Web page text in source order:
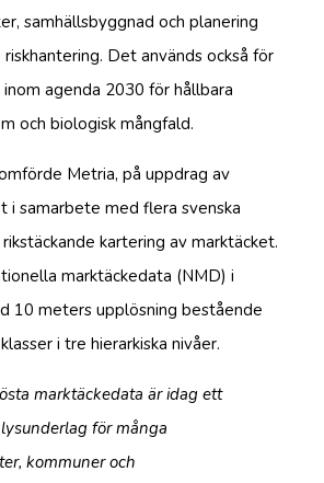
samhällsbyggnad och planering
Det används också för
agenda 2030 för hållbara
och biologisk mångfald.
Metria, på uppdrag av
i samarbete med flera svenska
kartering av marktäcket.
marktäckedata (NMD) i
10 meters upplösning bestående
i tre hierarkiska nivåer.
marktäckedata är idag ett
för många
kommuner och